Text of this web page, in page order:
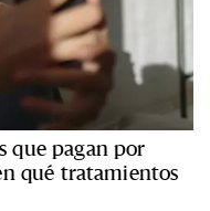
que pagan por
qué tratamientos